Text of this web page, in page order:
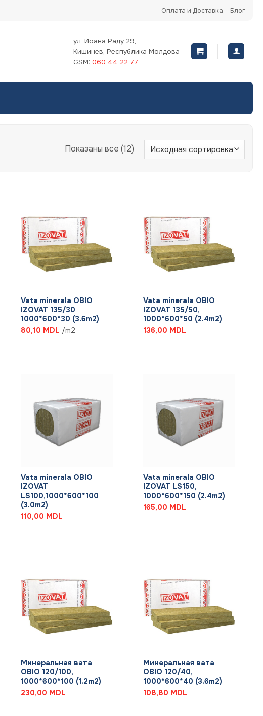
Оплата и Доставка Блог
ул. Иоана Раду 29,
Кишинев, Республика Молдова
GSM: 060 44 22 77
Показаны все (12)
Vata minerala OBIO
IZOVAT 135/30
1000*600*30 (3.6m2)
80,10 MDL /m2
Vata minerala OBIO
IZOVAT 135/50,
1000*600*50 (2.4m2)
136,00 MDL
Vata minerala OBIO
IZOVAT
LS100,1000*600*100
(3.0m2)
110,00 MDL
Vata minerala OBIO
IZOVAT LS150,
1000*600*150 (2.4m2)
165,00 MDL
Минеральная вата
OBIO 120/100,
1000*600*100 (1.2m2)
230,00 MDL
Минеральная вата
OBIO 120/40,
1000*600*40 (3.6m2)
108,80 MDL